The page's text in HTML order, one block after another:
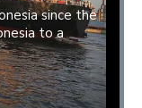
since the
to a